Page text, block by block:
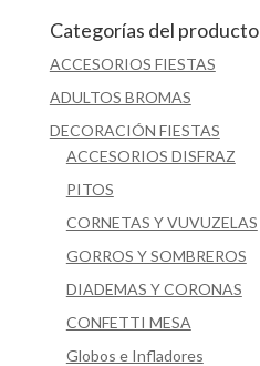
Categorías del producto
ACCESORIOS FIESTAS
ADULTOS BROMAS
DECORACIÓN FIESTAS
ACCESORIOS DISFRAZ
PITOS
CORNETAS Y VUVUZELAS
GORROS Y SOMBREROS
DIADEMAS Y CORONAS
CONFETTI MESA
Globos e Infladores